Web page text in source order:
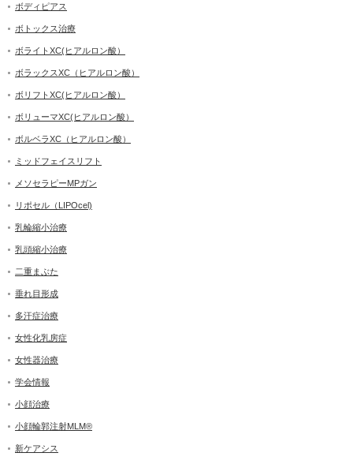
ボディピアス
ボトックス治療
ボライトXC(ヒアルロン酸）
ボラックスXC（ヒアルロン酸）
ボリフトXC(ヒアルロン酸）
ボリューマXC(ヒアルロン酸）
ボルベラXC（ヒアルロン酸）
ミッドフェイスリフト
メソセラピーMPガン
リポセル（LIPOcel)
乳輪縮小治療
乳頭縮小治療
二重まぶた
垂れ目形成
多汗症治療
女性化乳房症
女性器治療
学会情報
小顔治療
小顔輪郭注射MLM®
新ケアシス